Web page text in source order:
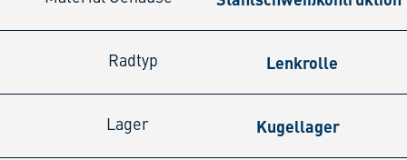
Radtyp Lenkrolle
Lager Kugellager